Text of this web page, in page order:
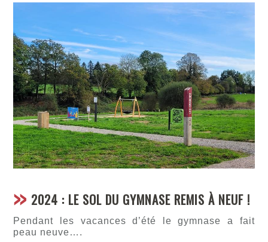
2024 : LE SOL DU GYMNASE REMIS À NEUF !
Pendant les vacances d’été le gymnase a fait
peau neuve….